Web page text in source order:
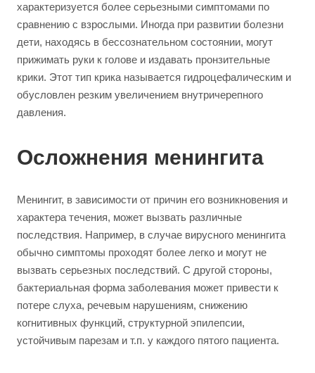
характеризуется более серьезными симптомами по
сравнению с взрослыми. Иногда при развитии болезни
дети, находясь в бессознательном состоянии, могут
прижимать руки к голове и издавать пронзительные
крики. Этот тип крика называется гидроцефалическим и
обусловлен резким увеличением внутричерепного
давления.
Осложнения менингита
Менингит, в зависимости от причин его возникновения и
характера течения, может вызвать различные
последствия. Например, в случае вирусного менингита
обычно симптомы проходят более легко и могут не
вызвать серьезных последствий. С другой стороны,
бактериальная форма заболевания может привести к
потере слуха, речевым нарушениям, снижению
когнитивных функций, структурной эпилепсии,
устойчивым парезам и т.п. у каждого пятого пациента.